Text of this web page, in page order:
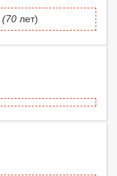
(70 лет)